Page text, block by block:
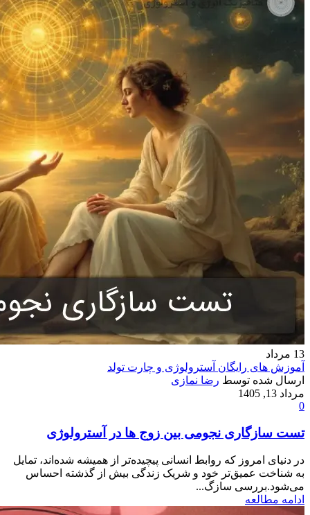
13 مرداد
آموزش های رایگان آسترولوژی و چارت تولد
ارسال شده توسط رضا نمازی
مرداد 13, 1405
0
تست سازگاری نجومی بین زوج ها در آسترولوژی
در دنیای امروز که روابط انسانی پیچیده‌تر از همیشه شده‌اند، تمایل
به شناخت عمیق‌تر خود و شریک زندگی بیش از گذشته احساس
می‌شود.بررسی سازگ...
ادامه مطالعه